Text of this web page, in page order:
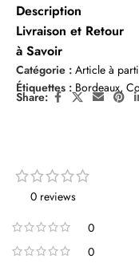
Description
Livraison et Retour
à Savoir
Catégorie : Article à
Étiquettes : Bordeaux,
Share:
0 reviews
0
0